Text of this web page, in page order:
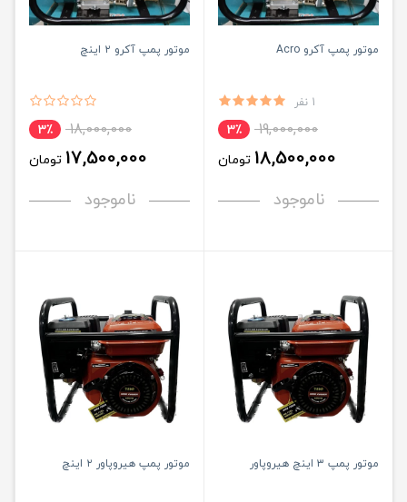
موتور پمپ آکرو Acro
1 نفر
19,000,000 3٪
18,500,000 تومان
ناموجود
موتور پمپ آکرو ۲ اینچ
18,000,000 3٪
17,500,000 تومان
ناموجود
موتور پمپ ۳ اینچ هیروپاور موتور پمپ هیروپاور ۲ اینچ